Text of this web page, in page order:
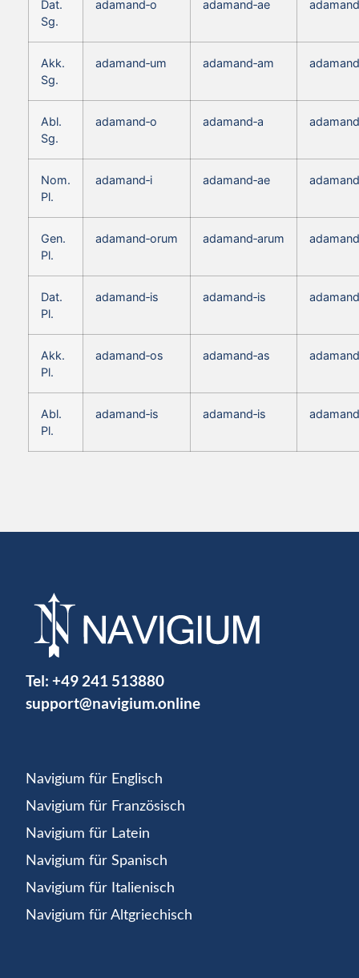
Dat.
Sg.
adamand‑o adamand‑ae
Akk.
Sg.
adamand‑um adamand‑am
Abl.
Sg.
adamand‑o adamand‑a
Nom.
Pl.
adamand‑i adamand‑ae
Gen.
Pl.
adamand‑orum adamand‑arum
Dat.
Pl.
adamand‑is adamand‑is
Akk.
Pl.
adamand‑os adamand‑as
Abl.
Pl.
adamand‑is adamand‑is
Tel: +49 241 513880
support@navigium.online
Navigium für Englisch
Navigium für Französisch
Navigium für Latein
Navigium für Spanisch
Navigium für Italienisch
Navigium für Altgriechisch